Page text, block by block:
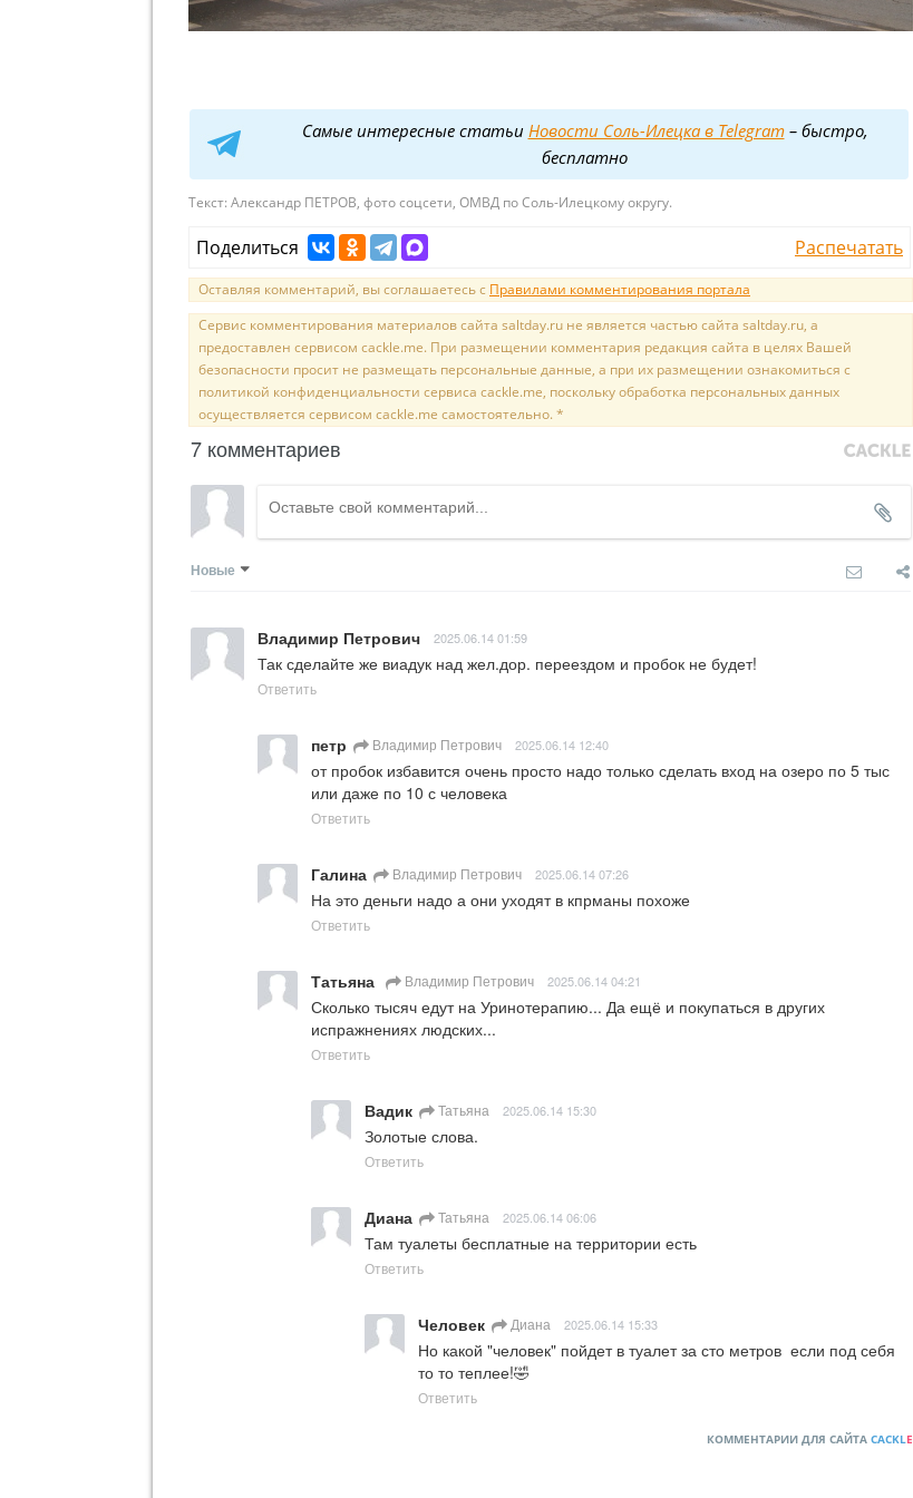
Самые интересные статьи Новости Соль-Илецка в Telegram– быстро,
бесплатно
Текст: Александр ПЕТРОВ, фото соцсети, ОМВД по Соль-Илецкому округу.
Поделиться Распечатать
Оставляя комментарий, вы соглашаетесь с Правилами комментирования портала
Сервис комментирования материалов сайта saltday.ru не является частью сайта saltday.ru, а
предоставлен сервисом cackle.me. При размещении комментария редакция сайта в целях Вашей
безопасности просит не размещать персональные данные, а при их размещении ознакомиться с
политикой конфиденциальности сервиса cackle.me, поскольку обработка персональных данных
осуществляется сервисом cackle.me самостоятельно. *
7 комментариев
Новые
Владимир Петрович 2025.06.14 01:59
Так сделайте же виадук над жел.дор. переездом и пробок не будет!
Ответить
петр Владимир Петрович 2025.06.14 12:40
от пробок избавится очень просто надо только сделать вход на озеро по 5 тыс
или даже по 10 с человека
Ответить
Галина Владимир Петрович 2025.06.14 07:26
На это деньги надо а они уходят в кпрманы похоже
Ответить
Татьяна Владимир Петрович 2025.06.14 04:21
Сколько тысяч едут на Уринотерапию... Да ещё и покупаться в других
испражнениях людских...
Ответить
Вадик Татьяна 2025.06.14 15:30
Золотые слова.
Ответить
Диана Татьяна 2025.06.14 06:06
Там туалеты бесплатные на территории есть
Ответить
Человек Диана 2025.06.14 15:33
Но какой "человек" пойдет в туалет за сто метров  если под себя
то то теплее!🤣
Ответить
КОММЕНТАРИИ ДЛЯ САЙТА CACKLE